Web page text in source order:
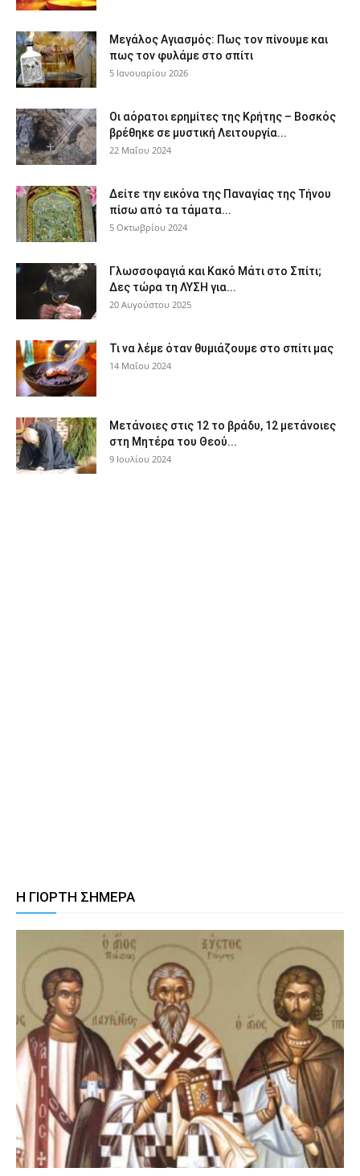
Μεγάλος Αγιασμός: Πως τον πίνουμε και
πως τον φυλάμε στο σπίτι
5 Ιανουαρίου 2026
Οι αόρατοι ερημίτες της Κρήτης – Βοσκός
βρέθηκε σε μυστική Λειτουργία...
22 Μαΐου 2024
Δείτε την εικόνα της Παναγίας της Τήνου
πίσω από τα τάματα...
5 Οκτωβρίου 2024
Γλωσσοφαγιά και Κακό Μάτι στο Σπίτι;
Δες τώρα τη ΛΥΣΗ για...
20 Αυγούστου 2025
Τι να λέμε όταν θυμιάζουμε στο σπίτι μας
14 Μαΐου 2024
Μετάνοιες στις 12 το βράδυ, 12 μετάνοιες
στη Μητέρα του Θεού...
9 Ιουλίου 2024
Η ΓΙΟΡΤΗ ΣΗΜΕΡΑ